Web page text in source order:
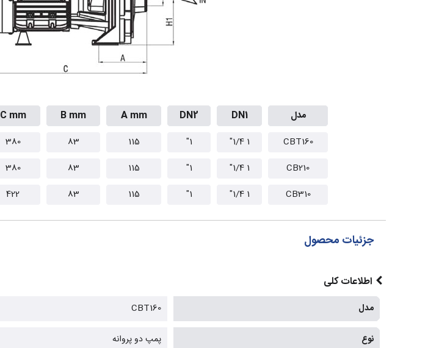
مدل DN1
DN2
A mm
B mm
C mm
CBT160
1 1/4"
1"
115
83
380
CB210
1 1/4"
1"
115
83
380
CB310
1 1/4"
1"
115
83
422
جزئیات محصول
اطلاعات کلی
مدل CBT160
نوع پمپ دو پروانه